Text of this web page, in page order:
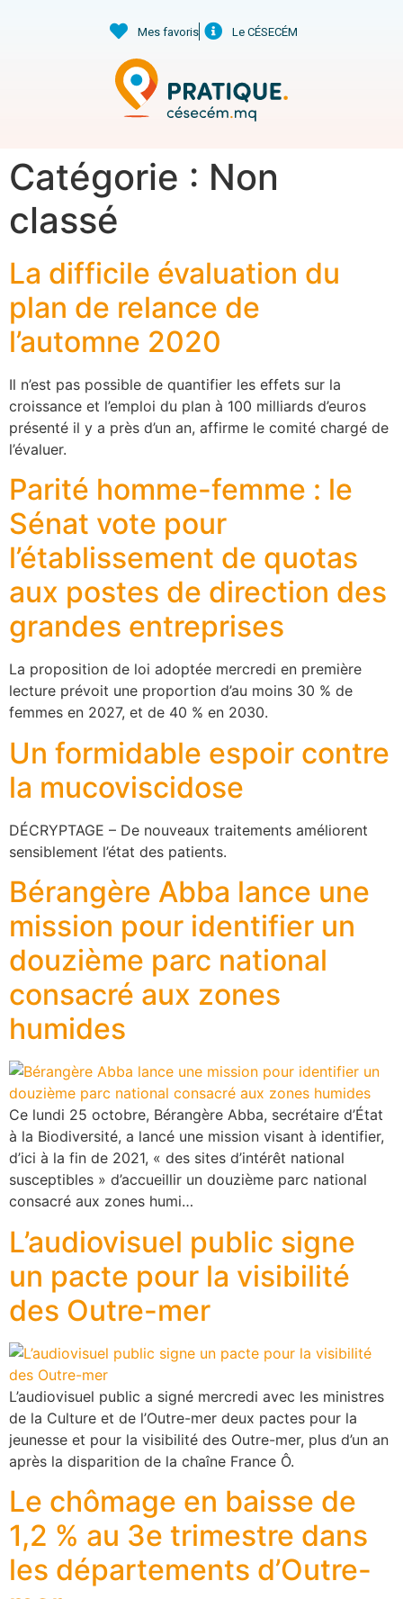
Mes favoris Le CÉSECÉM
Catégorie : Non
classé
La difficile évaluation du
plan de relance de
l’automne 2020
Il n’est pas possible de quantifier les effets sur la
croissance et l’emploi du plan à 100 milliards d’euros
présenté il y a près d’un an, affirme le comité chargé de
l’évaluer.
Parité homme-femme : le
Sénat vote pour
l’établissement de quotas
aux postes de direction des
grandes entreprises
La proposition de loi adoptée mercredi en première
lecture prévoit une proportion d’au moins 30 % de
femmes en 2027, et de 40 % en 2030.
Un formidable espoir contre
la mucoviscidose
DÉCRYPTAGE – De nouveaux traitements améliorent
sensiblement l’état des patients.
Bérangère Abba lance une
mission pour identifier un
douzième parc national
consacré aux zones
humides
Ce lundi 25 octobre, Bérangère Abba, secrétaire d’État
à la Biodiversité, a lancé une mission visant à identifier,
d’ici à la fin de 2021, « des sites d’intérêt national
susceptibles » d’accueillir un douzième parc national
consacré aux zones humi…
L’audiovisuel public signe
un pacte pour la visibilité
des Outre-mer
L’audiovisuel public a signé mercredi avec les ministres
de la Culture et de l’Outre-mer deux pactes pour la
jeunesse et pour la visibilité des Outre-mer, plus d’un an
après la disparition de la chaîne France Ô.
Le chômage en baisse de
1,2 % au 3e trimestre dans
les départements d’Outre-